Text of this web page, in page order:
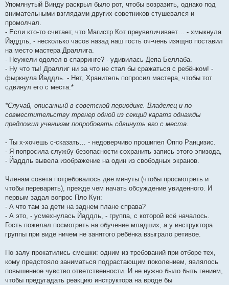
Упомянутый Винду раскрыл было рот, чтобы возразить, однако под
внимательными взглядами других советников стушевался и
промолчал.
- Если кто-то считает, что Магистр Кот преувеличивает… - хмыкнула
Йаддль, - несколько часов назад наш гость оч-чень изящно поставил
на место мастера Драллига.
- Неужели одолел в спарринге? - удивилась Депа Беллаба.
- Ну что ты! Драллиг ни за что не стал бы сражаться с ребёнком! -
фыркнула Йаддль. - Нет, Хранитель попросил мастера, чтобы тот
сдвинул его с места.*
*Случай, описанный в советской периодике. Владелец и по
совместительству тренер одной из секций каратэ однажды
предложил ученикам попробовать сдвинуть его с места.
- Ты х-хочешь с-сказать… - недоверчиво прошипел Оппо Ранцизис.
- Я попросила службу безопасности сохранить запись этого эпизода,
- Йаддль вывела изображение на один из свободных экранов.
Членам совета потребовалось две минуты (чтобы просмотреть и
чтобы переварить), прежде чем начать обсуждение увиденного. И
первым задал вопрос Пло Кун:
- А что там за дети на заднем плане справа?
- А это, - усмехнулась Йаддль, - группа, с которой всё началось.
Гость пожелал посмотреть на обучение младших, а у инструктора
группы при виде ничем не занятого ребёнка взыграло ретивое.
По залу прокатились смешки: одним из требований при отборе тех,
кому предстояло заниматься подрастающим поколением, являлось
повышенное чувство ответственности. И не нужно было быть гением,
чтобы предугадать реакцию инструктора на вроде бы